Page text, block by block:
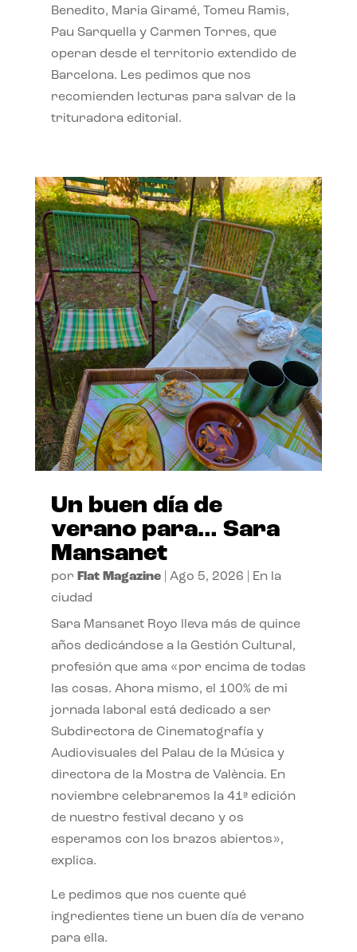
Benedito, Maria Giramé, Tomeu Ramis,
Pau Sarquella y Carmen Torres, que
operan desde el territorio extendido de
Barcelona. Les pedimos que nos
recomienden lecturas para salvar de la
trituradora editorial.
Un buen día de
verano para… Sara
Mansanet
por Flat Magazine| Ago 5, 2026
En la
ciudad
Sara Mansanet Royo lleva más de quince
años dedicándose a la Gestión Cultural,
profesión que ama «por encima de todas
las cosas. Ahora mismo, el 100% de mi
jornada laboral está dedicado a ser
Subdirectora de Cinematografía y
Audiovisuales del Palau de la Música y
directora de la Mostra de València. En
noviembre celebraremos la 41ª edición
de nuestro festival decano y os
esperamos con los brazos abiertos»,
explica.
Le pedimos que nos cuente qué
ingredientes tiene un buen día de verano
para ella.